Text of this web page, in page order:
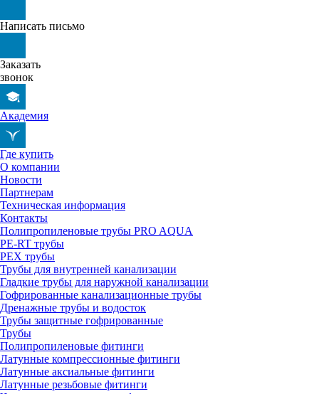
Написать письмо
Заказать
звонок
Академия
Где купить
О компании
Новости
Партнерам
Техническая информация
Контакты
Полипропиленовые трубы PRO AQUA
PE-RT трубы
PEX трубы
Трубы для внутренней канализации
Гладкие трубы для наружной канализации
Гофрированные канализационные трубы
Дренажные трубы и водосток
Трубы защитные гофрированные
Трубы
Полипропиленовые фитинги
Латунные компрессионные фитинги
Латунные аксиальные фитинги
Латунные резьбовые фитинги